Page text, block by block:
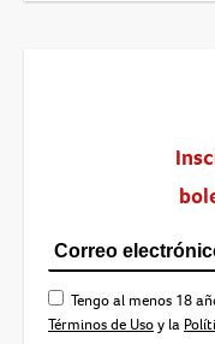
Tengo al menos 18
Términos de Usoy la